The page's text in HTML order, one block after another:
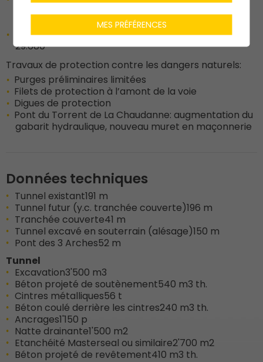
nouvelles chambres
Remplacement du ballast du km 29.300 au km
29.680
Travaux de protection contre les dangers naturels:
Purges préliminaires limitées
Filets de protection à l’amont de la voie
Digues de protection
Pont du Torrent de La Chaudanne: augmentation du
gabarit hydraulique, nouveau muret en maçonnerie
Données techniques
Tunnel existant191 m
Tunnel futur (y.c. tranchée couverte)196 m
Tranchée couverte41 m
Tunnel excavé en souterrain (alésage)150 m
Pont des 3 Arches52 m
Tunnel
Excavation3'500 m3
Béton projeté de soutènement540 m3 th.
Cintres métalliques56 t
Béton coulé derrière les cintres240 m3 th.
Ancrages1'150 p
Natte drainante1'500 m2
Etanchéité Masterseal ou similaire2'700 m2
Béton projeté de revêtement410 m3 th.
MES PRÉFÉRENCES